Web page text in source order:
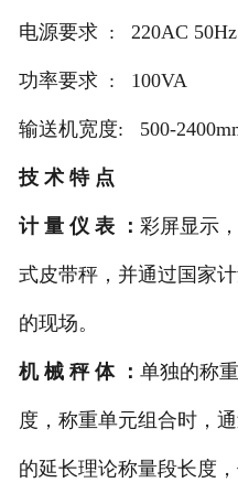
电源要求 : 220AC 50Hz
功率要求 : 100VA
输送机宽度: 500-
技 术 特 点
计 量 仪 表 ： 彩屏显示
式皮带秤，并通过国家
的现场。
机 械 秤 体 ： 单独的称
度，称重单元组合时，
的延长理论称量段长度